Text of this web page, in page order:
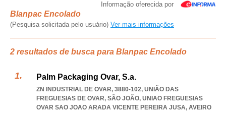
Informação oferecida por
Blanpac Encolado
(Pesquisa solicitada pelo usuário) Ver mais informações
2 resultados de busca para Blanpac Encolado
Palm Packaging Ovar, S.a.
ZN INDUSTRIAL DE OVAR, 3880-102, UNIÃO DAS
FREGUESIAS DE OVAR, SÃO JOÃO, UNIAO FREGUESIAS
OVAR SAO JOAO ARADA VICENTE PEREIRA JUSA, AVEIRO